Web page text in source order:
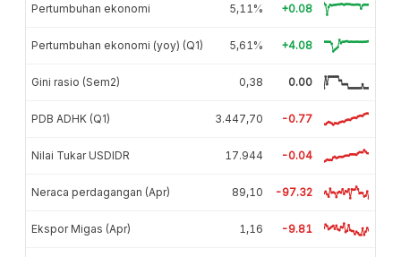
Pertumbuhan ekonomi 5,11% +0.08
Pertumbuhan ekonomi (yoy) (Q1) 5,61% +4.08
Gini rasio (Sem2) 0,38 0.00
PDB ADHK (Q1) 3.447,70 -0.77
Nilai Tukar USDIDR 17.944 -0.04
Neraca perdagangan (Apr) 89,10 -97.32
Ekspor Migas (Apr) 1,16 -9.81